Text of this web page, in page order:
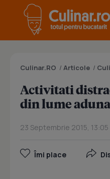
Culinar.RO / Articole /
Activitati
din lume
23 Septembrie 2015, 13:05
Îmi place